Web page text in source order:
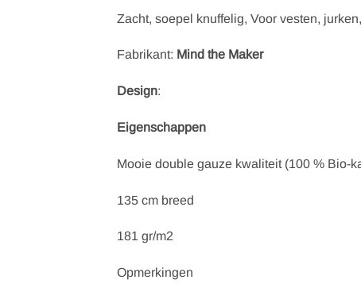
Zacht, soepel knuffelig, Voor vesten,
Fabrikant: Mind the Maker
Design:
Eigenschappen
Mooie double gauze kwaliteit (100 % Bio-
135 cm breed
181 gr/m2
Opmerkingen